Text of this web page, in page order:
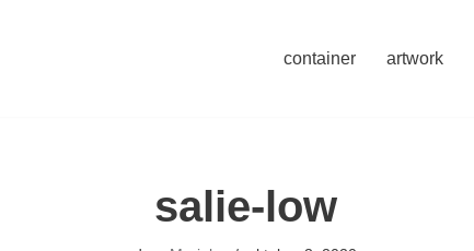
container artwork
salie-low